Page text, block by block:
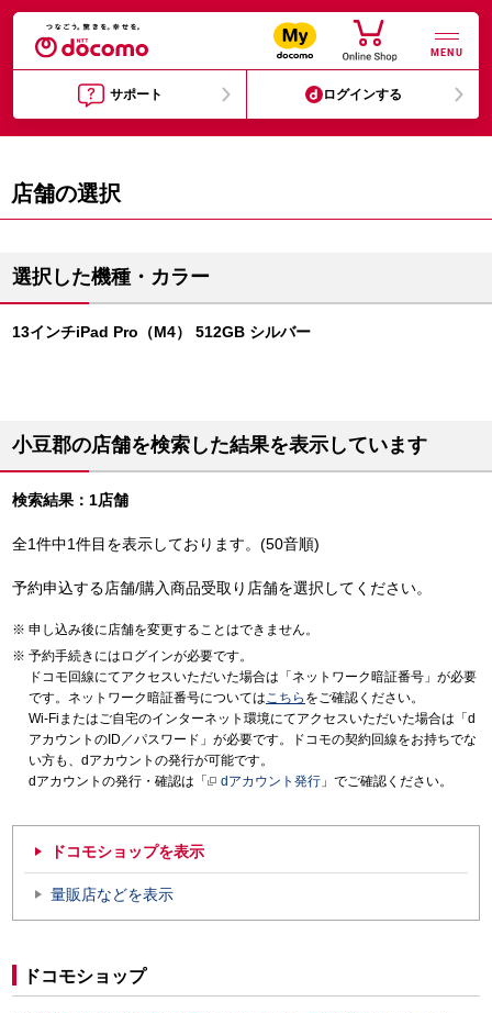
MENU
サポート ログインする
店舗の選択
選択した機種・カラー
13インチiPad Pro（M4） 512GB シルバー
小豆郡の店舗を検索した結果を表示しています
検索結果：1店舗
全1件中1件目を表示しております。(50音順)
予約申込する店舗/購入商品受取り店舗を選択してください。
申し込み後に店舗を変更することはできません。
予約手続きにはログインが必要です。
ドコモ回線にてアクセスいただいた場合は「ネットワーク暗証番号」が必要
です。ネットワーク暗証番号についてはこちら をご確認ください。
Wi-Fiまたはご自宅のインターネット環境にてアクセスいただいた場合は「d
アカウントのID／パスワード」が必要です。ドコモの契約回線をお持ちでな
い方も、dアカウントの発行が可能です。
dアカウントの発行・確認は「
dアカウント発行 」でご確認ください。
ドコモショップを表示
量販店などを表示
ドコモショップ